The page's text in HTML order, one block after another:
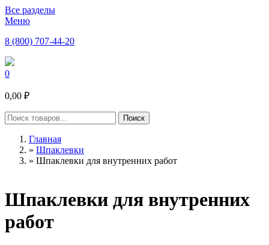
Все разделы
Меню
8 (800) 707-44-20
0
0,00 ₽
Главная
» Шпаклевки
» Шпаклевки для внутренних работ
Шпаклевки для внутренних
работ